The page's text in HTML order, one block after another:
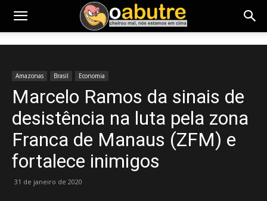
Amazonas Brasil Economia
Marcelo Ramos da sinais de
desistência na luta pela zona
Franca de Manaus (ZFM) e
fortalece inimigos
31 de janeiro de 2020